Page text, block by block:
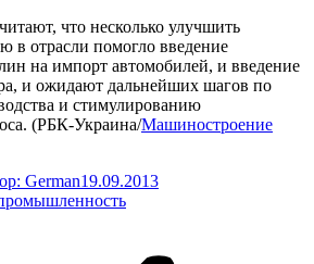
что несколько улучшить
в отрасли помогло введение
на импорт автомобилей, и введение
и ожидают дальнейших шагов по
и стимулированию
(РБК-Украина/Машиностроение
German19.09.2013